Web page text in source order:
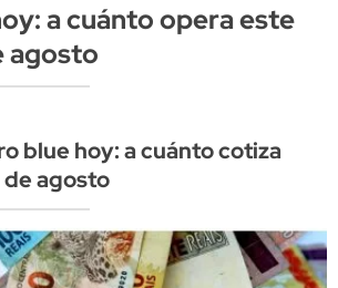
a cuánto opera este
agosto
blue hoy: a cuánto cotiza
agosto